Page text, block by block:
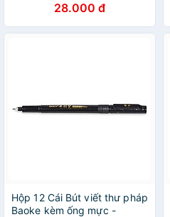
28.000 đ
Hộp 12 Cái Bút viết thư pháp
Baoke kèm ống mực -